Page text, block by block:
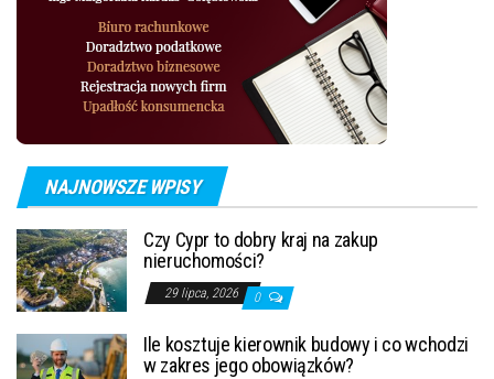
NAJNOWSZE WPISY
Czy Cypr to dobry kraj na zakup
nieruchomości?
29 lipca, 2026 0
Ile kosztuje kierownik budowy i co wchodzi
w zakres jego obowiązków?